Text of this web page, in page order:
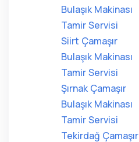
Bulaşık Makinası
Tamir Servisi
Siirt Çamaşır
Bulaşık Makinası
Tamir Servisi
Şırnak Çamaşır
Bulaşık Makinası
Tamir Servisi
Tekirdağ Çamaşır